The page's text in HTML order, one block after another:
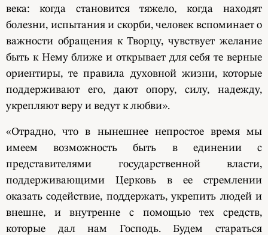
века: когда становится тяжело, когда находят
болезни, испытания и скорби, человек вспоминает о
важности обращения к Творцу, чувствует желание
быть к Нему ближе и открывает для себя те верные
ориентиры, те правила духовной жизни, которые
поддерживают его, дают опору, силу, надежду,
укрепляют веру и ведут к любви».
«Отрадно, что в нынешнее непростое время мы
имеем возможность быть в единении с
представителями государственной власти,
поддерживающими Церковь в ее стремлении
оказать содействие, поддержать, укрепить людей и
внешне, и внутренне с помощью тех средств,
которые дал нам Господь. Будем стараться